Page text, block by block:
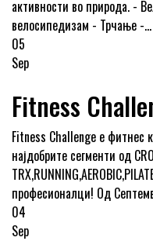
активности во природа. -
велосипедизам - Трчање -...
05
Sep
Fitness
Fitness Challenge е фитнес
најдобрите сегменти од
професионалци! Од
04
Sep